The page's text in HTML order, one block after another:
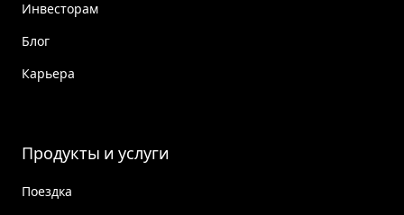
Инвесторам
Блог
Карьера
Продукты и услуги
Поездка